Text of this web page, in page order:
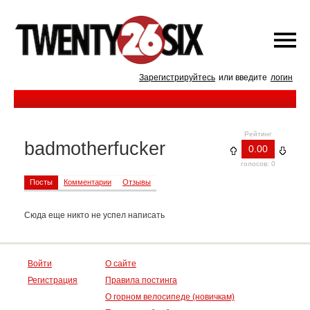
Зарегистрируйтесь или введите логин
Рейтинг
0.00
голосов: 0
badmotherfucker
Посты Комментарии Отзывы
Сюда еще никто не успел написать
Войти
Регистрация
О сайте
Правила постинга
О горном велосипеде (новичкам)